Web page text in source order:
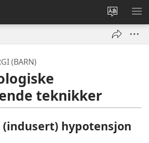
Endre
språk
VIS
(BARN)
teknikker
hypotensjon